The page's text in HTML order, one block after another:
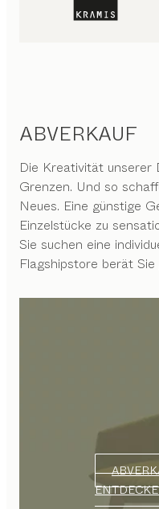
ABVERKAUF
Die Kreativität unserer
Grenzen. Und so
Neues. Eine günstige
Einzelstücke zu
Sie suchen eine
Flagshipstore berät Sie